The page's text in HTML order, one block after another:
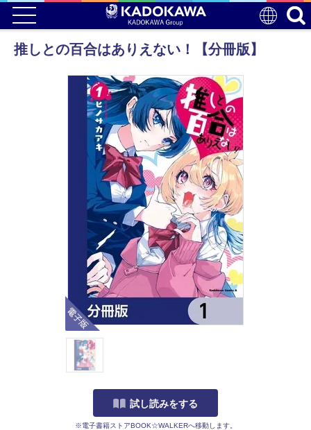
推しとの百合はありえない！【分冊版】
電子版
試し読みをする
※電子書籍ストアBOOK☆WALKERへ移動します。